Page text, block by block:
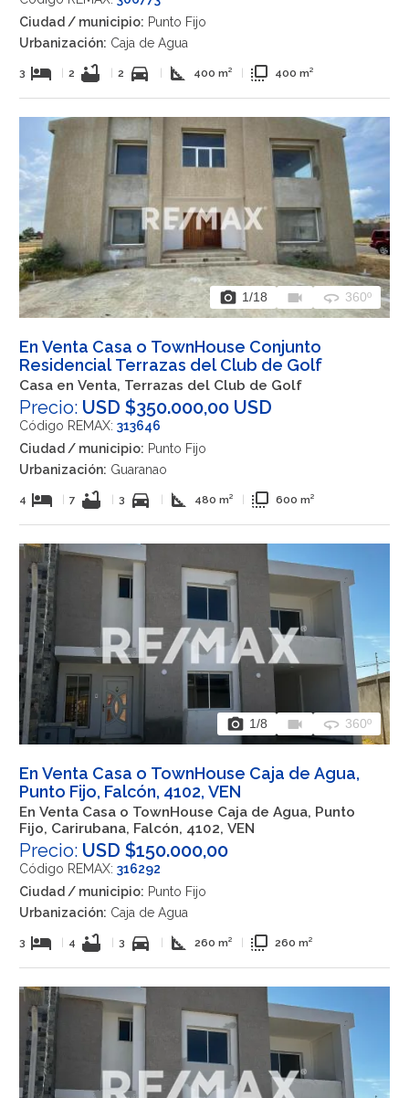
Ciudad / municipio: Punto Fijo
Urbanización: Caja de Agua
3 hotel 2 bathtub 2 directions_car square_foot 400 m² flip_to_front 400 m²
photo_camera 1/18 videocam 360 360º
En Venta Casa o TownHouse Conjunto
Residencial Terrazas del Club de Golf
Casa en Venta, Terrazas del Club de Golf
Precio: USD $350.000,00 USD
Código REMAX: 313646
Ciudad / municipio: Punto Fijo
Urbanización: Guaranao
4 hotel 7 bathtub 3 directions_car square_foot 480 m² flip_to_front 600 m²
photo_camera 1/8 videocam 360 360º
En Venta Casa o TownHouse Caja de Agua,
Punto Fijo, Falcón, 4102, VEN
En Venta Casa o TownHouse Caja de Agua, Punto
Fijo, Carirubana, Falcón, 4102, VEN
Precio: USD $150.000,00
Código REMAX: 316292
Ciudad / municipio: Punto Fijo
Urbanización: Caja de Agua
3 hotel 4 bathtub 3 directions_car square_foot 260 m² flip_to_front 260 m²